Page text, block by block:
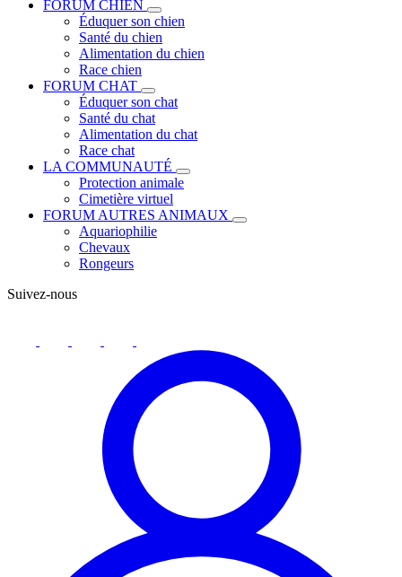
FORUM CHIEN
Éduquer son chien
Santé du chien
Alimentation du chien
Race chien
FORUM CHAT
Éduquer son chat
Santé du chat
Alimentation du chat
Race chat
LA COMMUNAUTÉ
Protection animale
Cimetière virtuel
FORUM AUTRES ANIMAUX
Aquariophilie
Chevaux
Rongeurs
Suivez-nous